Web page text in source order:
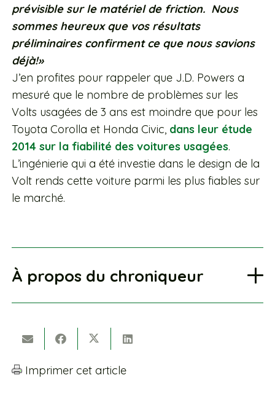
prévisible sur le matériel de friction. Nous
sommes heureux que vos résultats
préliminaires confirment ce que nous savions
déjà!»
J’en profites pour rappeler que J.D. Powers a
mesuré que le nombre de problèmes sur les
Volts usagées de 3 ans est moindre que pour les
Toyota Corolla et Honda Civic, dans leur étude
2014 sur la fiabilité des voitures usagées.
L’ingénierie qui a été investie dans le design de la
Volt rends cette voiture parmi les plus fiables sur
le marché.
À propos du chroniqueur
Imprimer cet article